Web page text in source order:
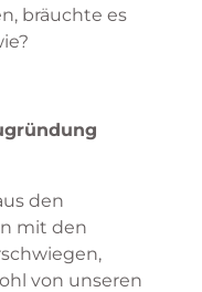
bräuchte es
den
mit den
von unseren